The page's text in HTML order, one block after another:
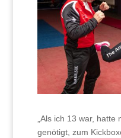
„Als ich 13 war,
genötigt, zum